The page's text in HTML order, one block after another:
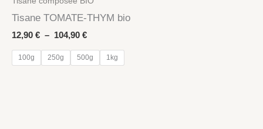
Tisane TOMATE-THYM bio
12,90 € – 104,90 €Plage
prix :
12,90 €
100g 250g 500g 1kg